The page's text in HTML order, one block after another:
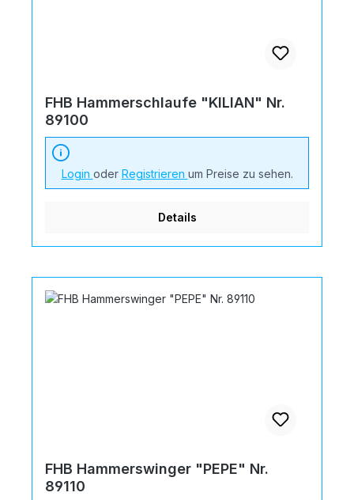
FHB Hammerschlaufe "KILIAN" Nr.
89100
Login oder Registrieren um Preise zu sehen.
Details
FHB Hammerswinger "PEPE" Nr.
89110